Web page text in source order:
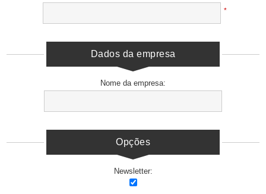
*
Dados da empresa
Nome da empresa:
Opções
Newsletter: